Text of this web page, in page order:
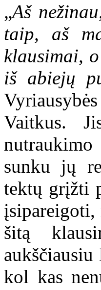
„Aš
taip, aš
klausimai,
iš abiejų
Vaitkus.
sunku jų
tektų grįžti
įsipareigoti,
šitą
aukščiausiu
kol kas